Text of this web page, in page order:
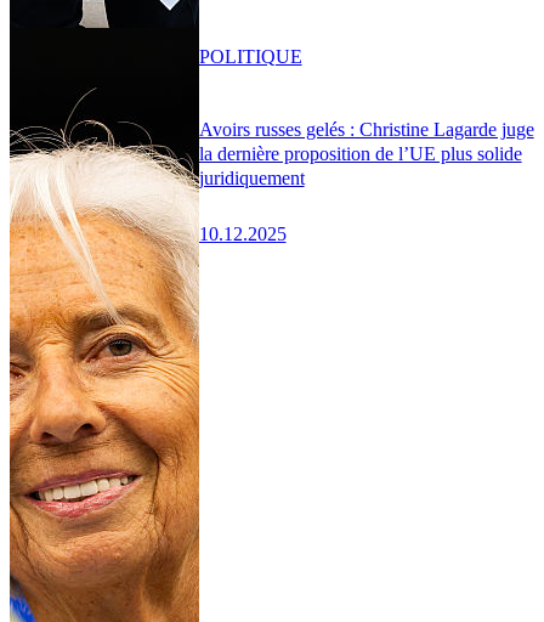
Avoirs russes gelés : Christine Lagarde juge
la dernière proposition de l’UE plus solide
juridiquement
10.12.2025
POLITIQUE